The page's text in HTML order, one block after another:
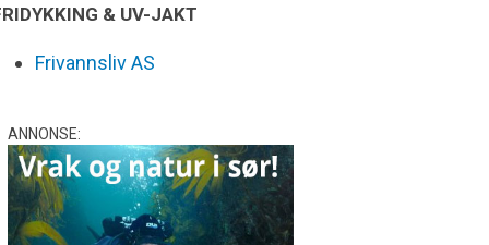
& UV-JAKT
Frivannsliv AS
ANNONSE: